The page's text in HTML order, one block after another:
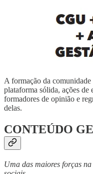
A formação da
plataforma sólida, ações de
formadores de opinião e
delas.
CONTEÚDO
Uma das maiores forças